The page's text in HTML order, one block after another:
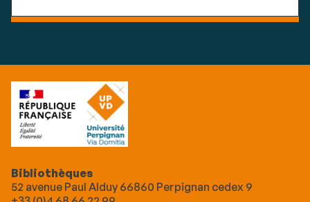
Bibliothèques
52 avenue Paul Alduy 66860 Perpignan cedex 9